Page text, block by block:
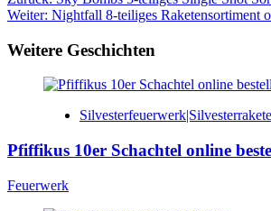
Weiter: Nightfall 8-teiliges Raketensortiment
Weitere Geschichten
Pfiffikus 10er Schachtel online
Feuerwerk